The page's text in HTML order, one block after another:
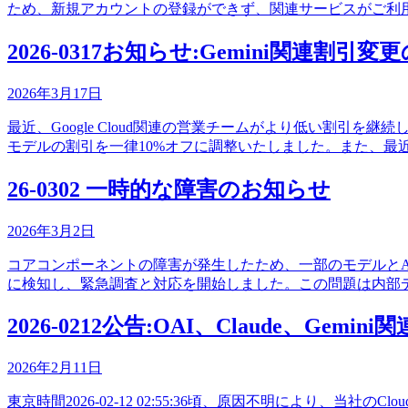
ため、新規アカウントの登録ができず、関連サービスがご
2026-0317お知らせ:Gemini関連割引変
2026年3月17日
最近、Google Cloud関連の営業チームがより低い割引を継
モデルの割引を一律10%オフに調整いたしました。また、最
26-0302 一時的な障害のお知らせ
2026年3月2日
コアコンポーネントの障害が発生したため、一部のモデルと
に検知し、緊急調査と対応を開始しました。この問題は内
2026-0212公告:OAI、Claude、Gemini
2026年2月11日
東京時間2026-02-12 02:55:36頃、原因不明により、当社の